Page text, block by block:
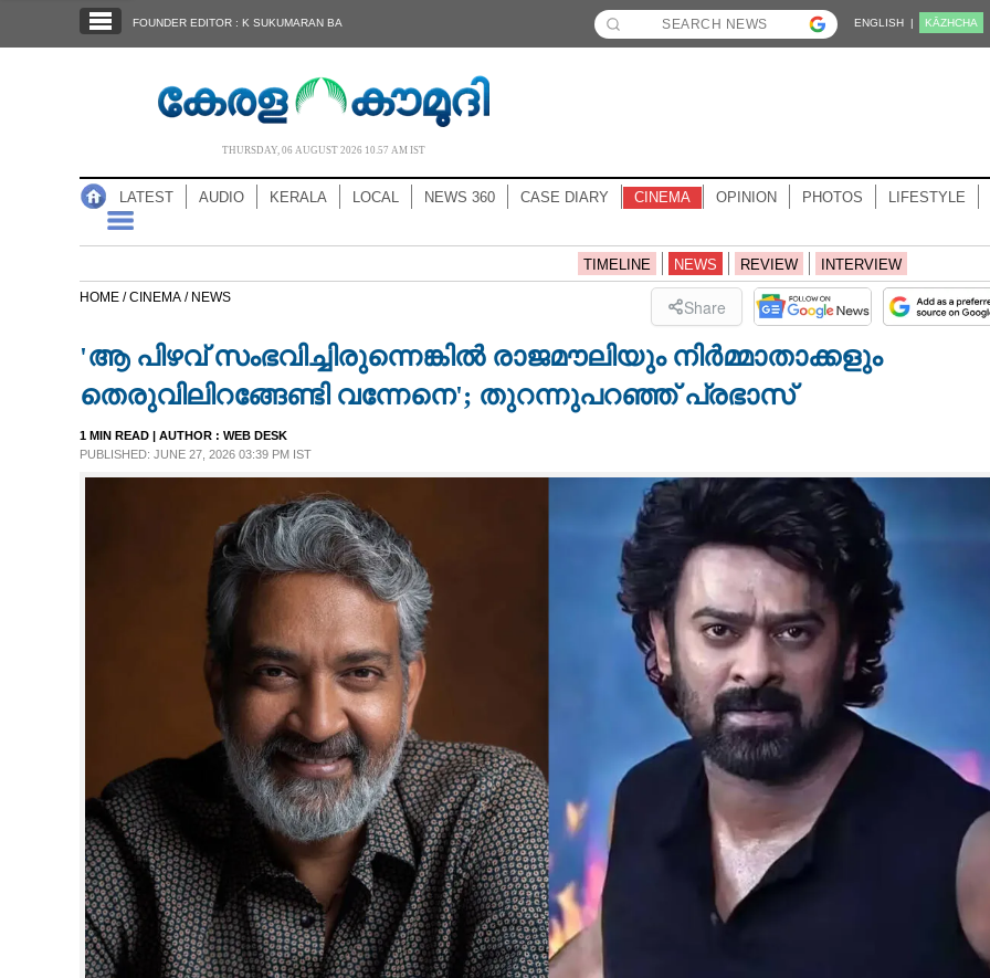
NOTIFIED NEWS
NEWS 360
CASE DIARY
FOUNDER EDITOR : K SUKUMARAN BA ENGLISH | KĀZHCHA
THURSDAY, 06 AUGUST 2026 10.57 AM IST
LATEST AUDIO KERALA LOCAL NEWS 360 CASE DIARY CINEMA OPINION PHOTOS LIFESTYLE
TIMELINE NEWS REVIEW INTERVIEW
HOME /CINEMA / NEWS Share
'ആ പിഴവ് സംഭവിച്ചിരുന്നെങ്കിൽ രാജമൗലിയും നിർമ്മാതാക്കളും
തെരുവിലിറങ്ങേണ്ടി വന്നേനെ'; തുറന്നുപറഞ്ഞ് പ്രഭാസ്
1 MIN READ | AUTHOR : WEB DESK
PUBLISHED: JUNE 27, 2026 03:39 PM IST